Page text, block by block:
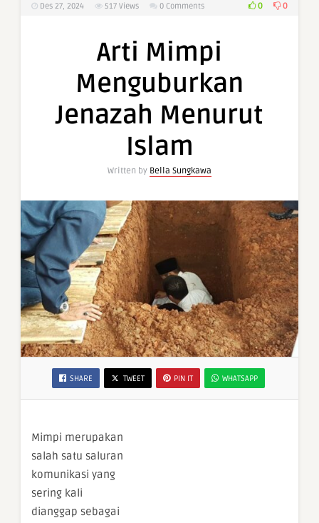
Des 27, 2024 517 Views 0 Comments 0 0
Arti Mimpi
Menguburkan
Jenazah Menurut
Islam
Written by Bella Sungkawa
SHARE TWEET PIN IT WHATSAPP
Mimpi merupakan
salah satu saluran
komunikasi yang
sering kali
dianggap sebagai